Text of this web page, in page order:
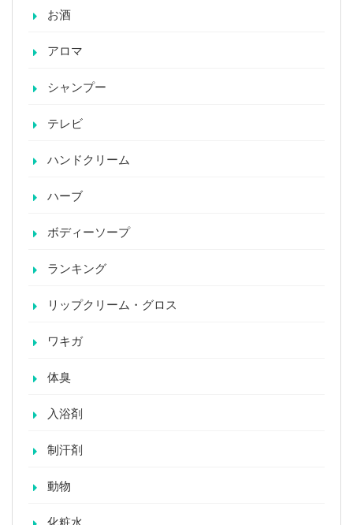
お酒
アロマ
シャンプー
テレビ
ハンドクリーム
ハーブ
ボディーソープ
ランキング
リップクリーム・グロス
ワキガ
体臭
入浴剤
制汗剤
動物
化粧水